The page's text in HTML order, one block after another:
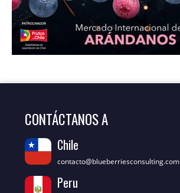
CONTÁCTANOS A
Chile
contacto@blueberriesconsulting.com
Peru